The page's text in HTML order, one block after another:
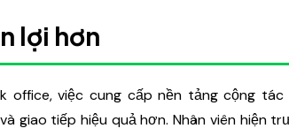
lợi hơn
office, việc cung cấp nền tảng cộng
giao tiếp hiệu quả hơn. Nhân viên hiện